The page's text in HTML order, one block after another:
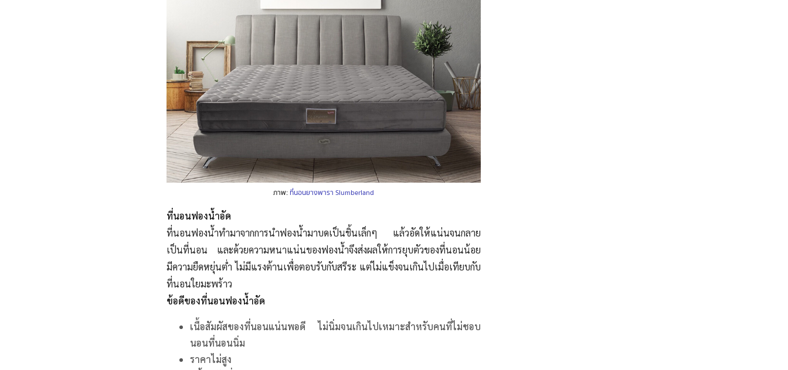
ภาพ: ที่นอนยางพารา Slumberland
ที่นอนฟองน้ำอัด
ที่นอนฟองน้ำทำมาจากการนำฟองน้ำมาบดเป็นชิ้นเล็กๆ แล้วอัดให้แน่นจนกลาย
เป็นที่นอน และด้วยความหนาแน่นของฟองน้ำจึงส่งผลให้การยุบตัวของที่นอนน้อย
มีความยืดหยุ่นต่ำ ไม่มีแรงต้านเพื่อตอบรับกับสรีระ แต่ไม่แข็งจนเกินไปเมื่อเทียบกับ
ที่นอนใยมะพร้าว
ข้อดีของที่นอนฟองน้ำอัด
เนื้อสัมผัสของที่นอนแน่นพอดี ไม่นิ่มจนเกินไปเหมาะสำหรับคนที่ไม่ชอบ
นอนที่นอนนิ่ม
ราคาไม่สูง